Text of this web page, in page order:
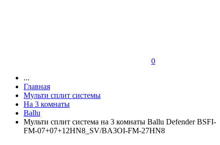
0
...
Главная
Мульти сплит системы
На 3 комнаты
Ballu
Мульти сплит система на 3 комнаты Ballu Defender BSFI-
FM-07+07+12HN8_SV/BA3OI-FM-27HN8